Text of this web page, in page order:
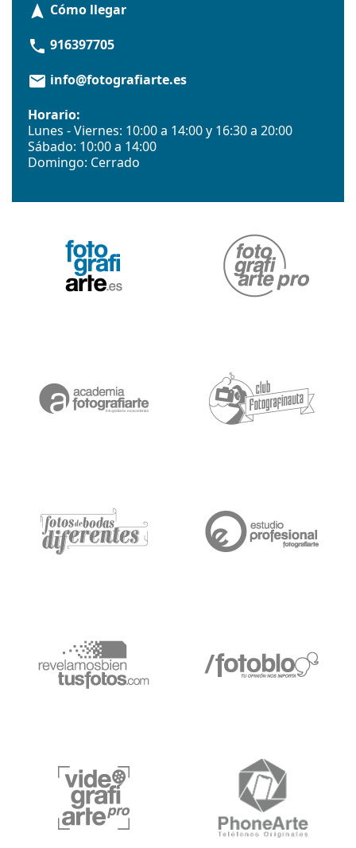
navigation Cómo llegar
phone 916397705
email info@fotografiarte.es
Horario:
Lunes - Viernes: 10:00 a 14:00 y 16:30 a 20:00
Sábado: 10:00 a 14:00
Domingo: Cerrado